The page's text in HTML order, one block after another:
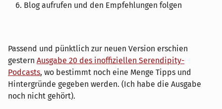
Blog aufrufen und den Empfehlungen folgen
Passend und pünktlich zur neuen Version erschien
gestern Ausgabe 20 des inoffiziellen Serendipity-
Podcasts, wo bestimmt noch eine Menge Tipps und
Hintergründe gegeben werden. (Ich habe die Ausgabe
noch nicht gehört).